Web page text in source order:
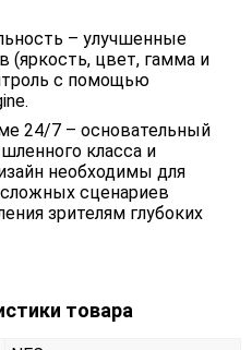
– улучшенные
(яркость, цвет, гамма и
с помощью
24/7 – основательный
класса и
необходимы для
сценариев
зрителям глубоких
товара